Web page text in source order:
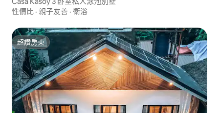
性價比 · 親子友善 · 衛浴
超讚房東
超讚房東